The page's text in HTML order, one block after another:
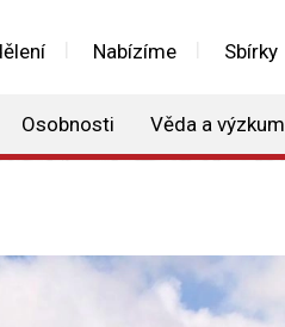
Nabízíme Sbírky
Osobnosti Věda a výzkum